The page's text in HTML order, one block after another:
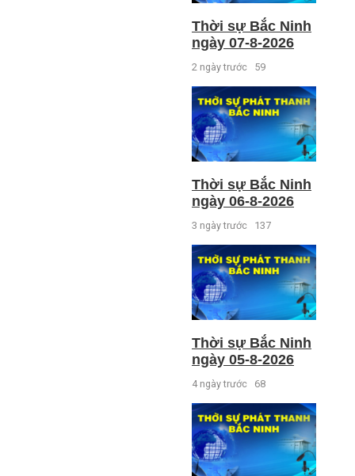
Thời sự Bắc Ninh
ngày 07-8-2026
2 ngày trước 59
Thời sự Bắc Ninh
ngày 06-8-2026
3 ngày trước 137
Thời sự Bắc Ninh
ngày 05-8-2026
4 ngày trước 68